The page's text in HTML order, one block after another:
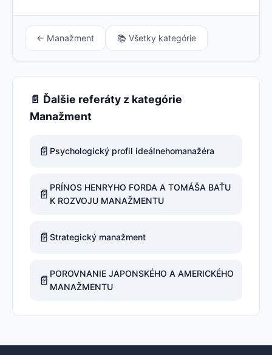
← Manažment 📚 Všetky kategórie
📄 Ďalšie referáty z kategórie
Manažment
📄 Psychologický profil ideálnehomanažéra
📄 PRÍNOS HENRYHO FORDA A TOMÁŠA BAŤU
K ROZVOJU MANAŽMENTU
📄 Strategický manažment
📄 POROVNANIE JAPONSKÉHO A AMERICKÉHO
MANAŽMENTU